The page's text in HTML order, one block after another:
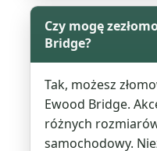
Czy mogę
Bridge?
Tak, możesz
Ewood Bridge.
różnych
samochodowy.